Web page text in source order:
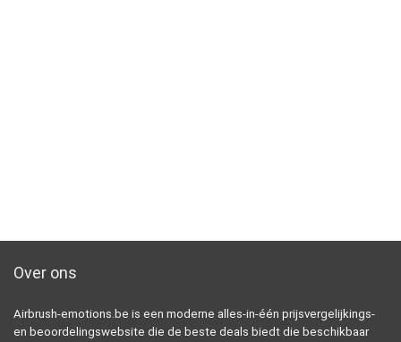
Over ons
Airbrush-emotions.be is een moderne alles-in-één prijsvergelijkings-
en beoordelingswebsite die de beste deals biedt die beschikbaar